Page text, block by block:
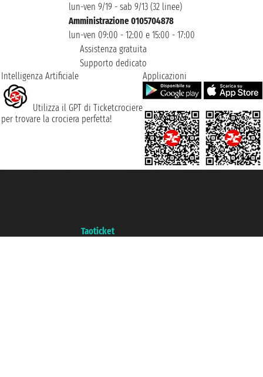
lun-ven 9/19 - sab 9/13 (32 linee)
Amministrazione 0105704878
lun-ven 09:00 - 12:00 e 15:00 - 17:00
Assistenza gratuita
Supporto dedicato
Intelligenza Artificiale
Utilizza il GPT di Ticketcrociere
per trovare la crociera perfetta!
Applicazioni
Taoticket